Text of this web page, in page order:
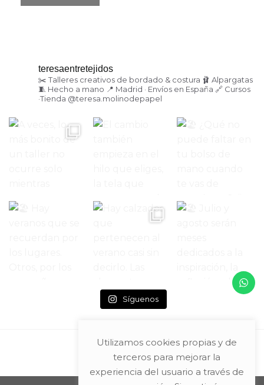
teresaentretejidos
✂️ Talleres creativos de bordado & costura 🩰 Alpargatas
🧵 Hecho a mano 📍 Madrid · Envíos en España 🔗 Cursos
·Tienda @teresa.molinodepapel
Síguenos
Utilizamos cookies propias y de
terceros para mejorar la
experiencia del usuario a través de